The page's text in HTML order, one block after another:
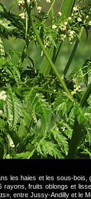
les haies et les sous-
rayons, fruits oblongs et
entre Jussy-Andilly et le